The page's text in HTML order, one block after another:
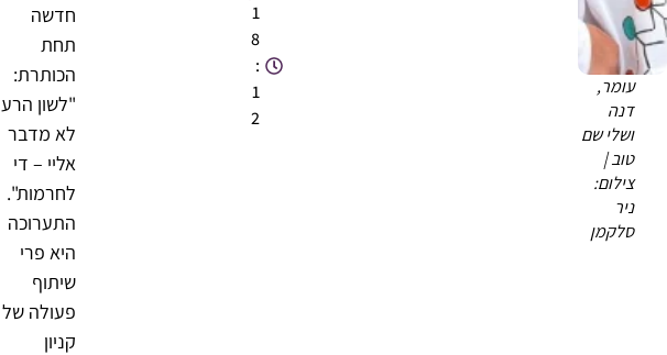
עומר,
דנה
ושלי שם
טוב |
צילום:
ניר
סלקמן
1
8
:
1
2
חדשה
תחת
הכותרת:
"לשון הרע
לא מדבר
אליי – די
לחרמות".
התערוכה
היא פרי
שיתוף
פעולה של
קניון